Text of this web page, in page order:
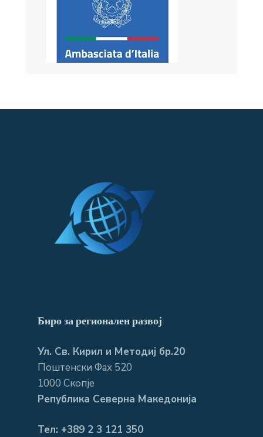
Биро за регионален развој
Ул. Св. Кирил и Методиј бр.20
Поштенски Фах 520
1000 Скопје
Република Северна Македонија
Тел: +389 2 3 121 350